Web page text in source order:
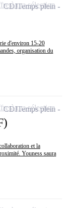
d'environ 15-20
organisation du
CDITemps plein
à ma sélection
et la
Youness saura
CDITemps plein
à ma sélection